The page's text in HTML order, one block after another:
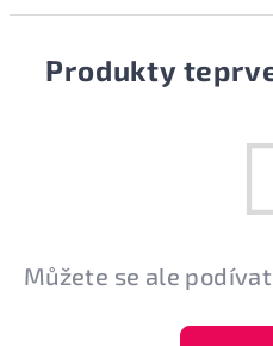
Produkty
Můžete se ale